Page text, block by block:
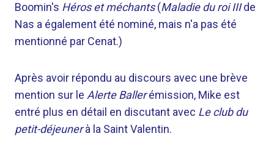
Boomin's Héros et méchants(Maladie du roi IIIde
Nas a également été nominé, mais n'a pas été
mentionné par Cenat.)
Après avoir répondu au discours avec une brève
mention sur le Alerte Ballerémission, Mike est
entré plus en détail en discutant avec Le club du
petit-déjeunerà la Saint Valentin.